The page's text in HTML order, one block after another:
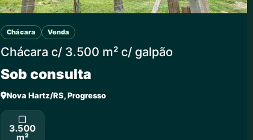
Chácara Venda
Chácara c/ 3.500 m² c/ galpão
Sob consulta
Nova Hartz/RS, Progresso
3.500
m²